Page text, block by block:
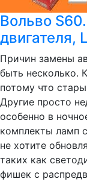
Вольво
двигателя,
Причин замены
быть несколько.
потому что
Другие просто
особенно в
комплекты ламп
не хотите
таких как
фишек с